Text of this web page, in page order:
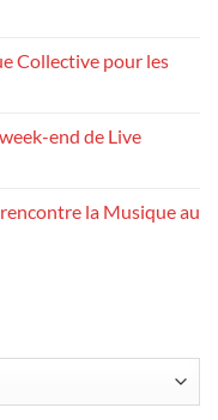
Collective pour les
end de Live
la Musique au